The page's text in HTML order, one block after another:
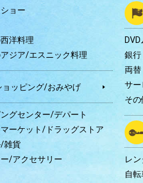
ョー
洋料理
ジア/エスニック料理
ョッピング/おみやげ
グセンター/デパート
ーケット/ドラッグストア
雑貨
/アクセサリー
銀行
両替
サー
そ
レ
自